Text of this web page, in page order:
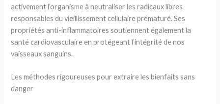
activement l’organisme à neutraliser les radicaux libres
responsables du vieillissement cellulaire prématuré. Ses
propriétés anti-inflammatoires soutiennent également la
santé cardiovasculaire en protégeant l’intégrité de nos
vaisseaux sanguins.
Les méthodes rigoureuses pour extraire les bienfaits sans
danger